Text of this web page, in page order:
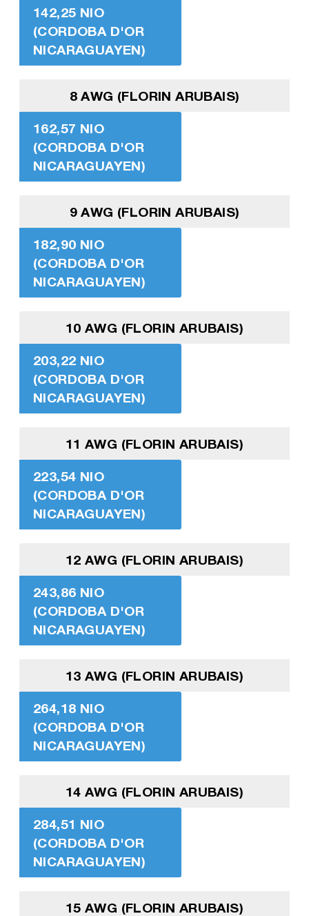
142,25 NIO
(CORDOBA D'OR
NICARAGUAYEN)
8 AWG (FLORIN ARUBAIS)
162,57 NIO
(CORDOBA D'OR
NICARAGUAYEN)
9 AWG (FLORIN ARUBAIS)
182,90 NIO
(CORDOBA D'OR
NICARAGUAYEN)
10 AWG (FLORIN ARUBAIS)
203,22 NIO
(CORDOBA D'OR
NICARAGUAYEN)
11 AWG (FLORIN ARUBAIS)
223,54 NIO
(CORDOBA D'OR
NICARAGUAYEN)
12 AWG (FLORIN ARUBAIS)
243,86 NIO
(CORDOBA D'OR
NICARAGUAYEN)
13 AWG (FLORIN ARUBAIS)
264,18 NIO
(CORDOBA D'OR
NICARAGUAYEN)
14 AWG (FLORIN ARUBAIS)
284,51 NIO
(CORDOBA D'OR
NICARAGUAYEN)
15 AWG (FLORIN ARUBAIS)